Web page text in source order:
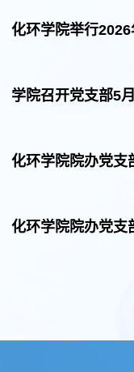
博物馆开展主题党
化环学院举行
学院召开党支部5
化环学院院办党支
化环学院院办党支